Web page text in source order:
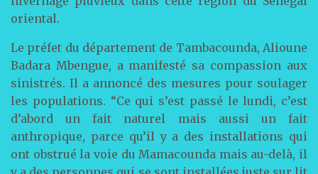
oriental.
Le préfet du département de Tambacounda, Alioune
Badara Mbengue, a manifesté sa compassion aux
sinistrés. Il a annoncé des mesures pour soulager
les populations. “Ce qui s’est passé le lundi, c’est
d’abord un fait naturel mais aussi un fait
anthropique, parce qu’il y a des installations qui
ont obstrué la voie du Mamacounda mais au-delà, il